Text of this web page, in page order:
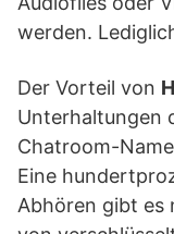
werden.
Der Vorteil von
Unterhaltungen
Chatroom-
Eine
Abhören gibt es